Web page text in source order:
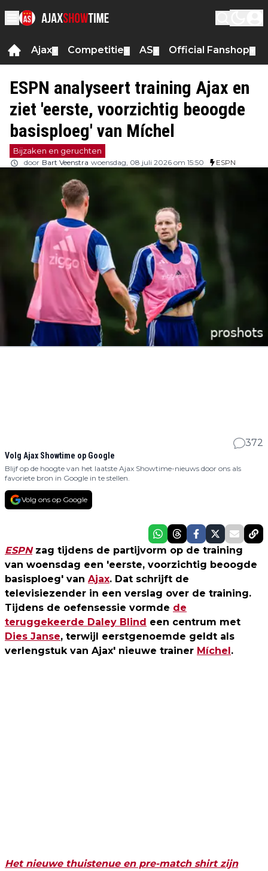
Ajax Competitie AS Official Fanshop
ESPN analyseert training Ajax en
ziet 'eerste, voorzichtig beoogde
basisploeg' van Míchel
Bijzaken en geruchten
door Bart Veenstra woensdag, 08 juli 2026 om 15:50 ESPN
372
Volg Ajax Showtime op Google
Blijf op de hoogte van het laatste Ajax Showtime-nieuws door ons als
favoriete bron in Google in te stellen.
Volg ons op Google
ESPNzag tijdens de partijvorm op de training
van woensdag een 'eerste, voorzichtig beoogde
basisploeg' van Ajax. Dat schrijft de
televisiezender in een verslag over de training.
Tijdens de oefensessie vormde de
teruggekeerde Daley Blind een centrum met
Dies Janse, terwijl eerstgenoemde geldt als
verlengstuk van Ajax' nieuwe trainer Míchel.
Het nieuwe thuistenue en pre-match shirt zijn